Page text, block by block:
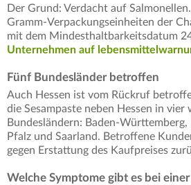
Der Grund: Verdacht auf
Gramm-Verpackungseinheiten der
mit dem Mindesthaltbarkeitsdatum
Unternehmen auf
Fünf Bundesländer betroffen
Auch Hessen ist vom Rückruf
die Sesampaste neben Hessen in vier
Bundesländern: Baden-Württemberg,
Pfalz und Saarland. Betroffene
gegen Erstattung des Kaufpreises
Welche Symptome gibt es bei